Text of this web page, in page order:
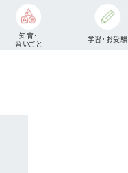
知育・
習いごと
学習・お受験